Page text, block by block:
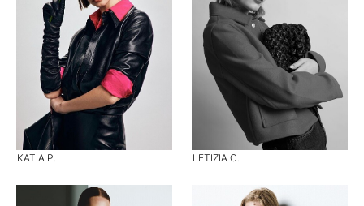
KATIA P. LETIZIA C.